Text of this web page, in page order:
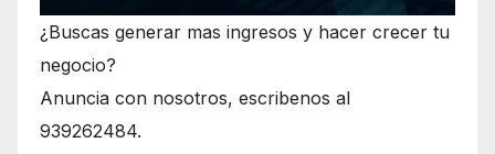
¿Buscas generar mas ingresos y hacer crecer tu
negocio?
Anuncia con nosotros, escribenos al
939262484.